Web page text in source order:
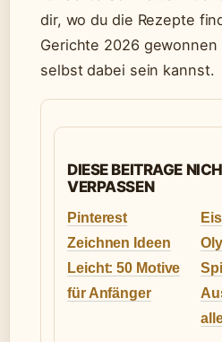
dir, wo du die Rezepte
Gerichte 2026
selbst dabei sein kannst.
DIESE BEITRAGE
VERPASSEN
Pinterest
Zeichnen Ideen
Leicht: 50 Motive
für Anfänger